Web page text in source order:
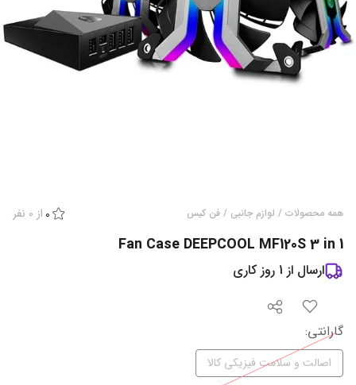
همه محصولات / لوازم جانبی / فن کیس 0 از 0 نفر
Fan Case DEEPCOOL MF120S 3 in 1
ارسال از 1 روز کاری
گارانتی‌:
اصالت و سلامت فیزیکی کالا